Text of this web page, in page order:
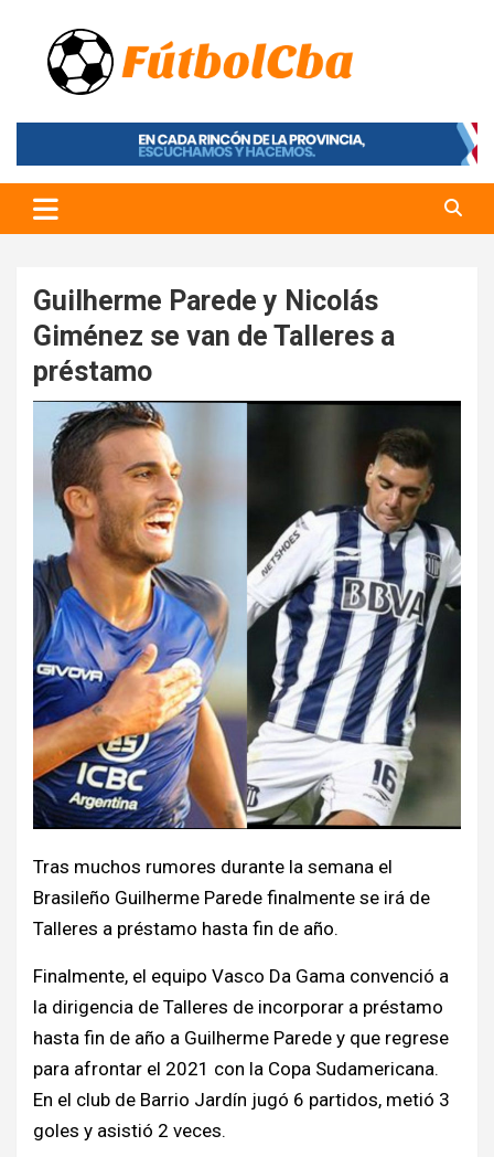
content
Fútbol CBA
Portal de Fútbol en Córdoba
Guilherme Parede y Nicolás
Giménez se van de Talleres a
préstamo
Tras muchos rumores durante la semana el
Brasileño Guilherme Parede finalmente se irá de
Talleres a préstamo hasta fin de año.
Finalmente, el equipo Vasco Da Gama convenció a
la dirigencia de Talleres de incorporar a préstamo
hasta fin de año a Guilherme Parede y que regrese
para afrontar el 2021 con la Copa Sudamericana.
En el club de Barrio Jardín jugó 6 partidos, metió 3
goles y asistió 2 veces.